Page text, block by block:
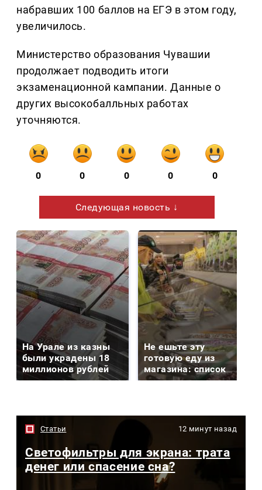
набравших 100 баллов на ЕГЭ в этом году,
увеличилось.
Министерство образования Чувашии
продолжает подводить итоги
экзаменационной кампании. Данные о
других высокобалльных работах
уточняются.
0 0 0 0 0
Следующая новость ↓
На Урале из казны
были украдены 18
миллионов рублей
Не ешьте эту
готовую еду из
магазина: список
Статьи 12 минут назад
Светофильтры для экрана: трата
денег или спасение сна?